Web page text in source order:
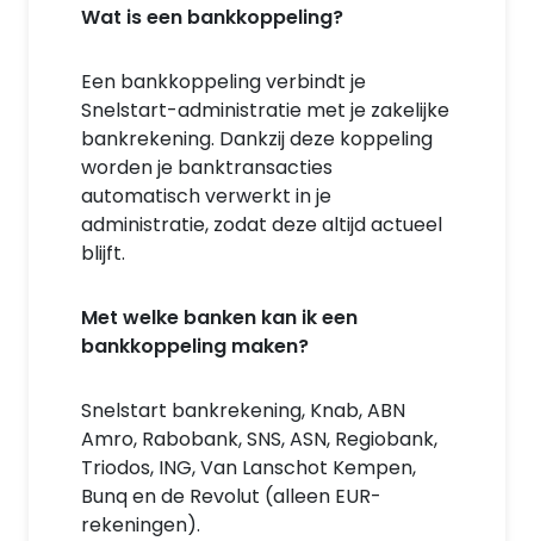
Wat is een bankkoppeling?
Een bankkoppeling verbindt je
Snelstart-administratie met je zakelijke
bankrekening. Dankzij deze koppeling
worden je banktransacties
automatisch verwerkt in je
administratie, zodat deze altijd actueel
blijft.
Met welke banken kan ik een
bankkoppeling maken?
Snelstart bankrekening, Knab, ABN
Amro, Rabobank, SNS, ASN, Regiobank,
Triodos, ING, Van Lanschot Kempen,
Bunq en de Revolut (alleen EUR-
rekeningen).